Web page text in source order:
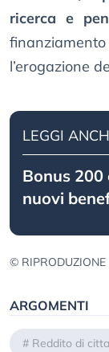
ricerca e
l’erogazione
LEGGI
Bonus 200
nuovi
© RIPRODUZIONE
ARGOMENTI
# Reddito di